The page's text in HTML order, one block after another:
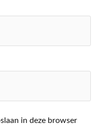
in deze browser